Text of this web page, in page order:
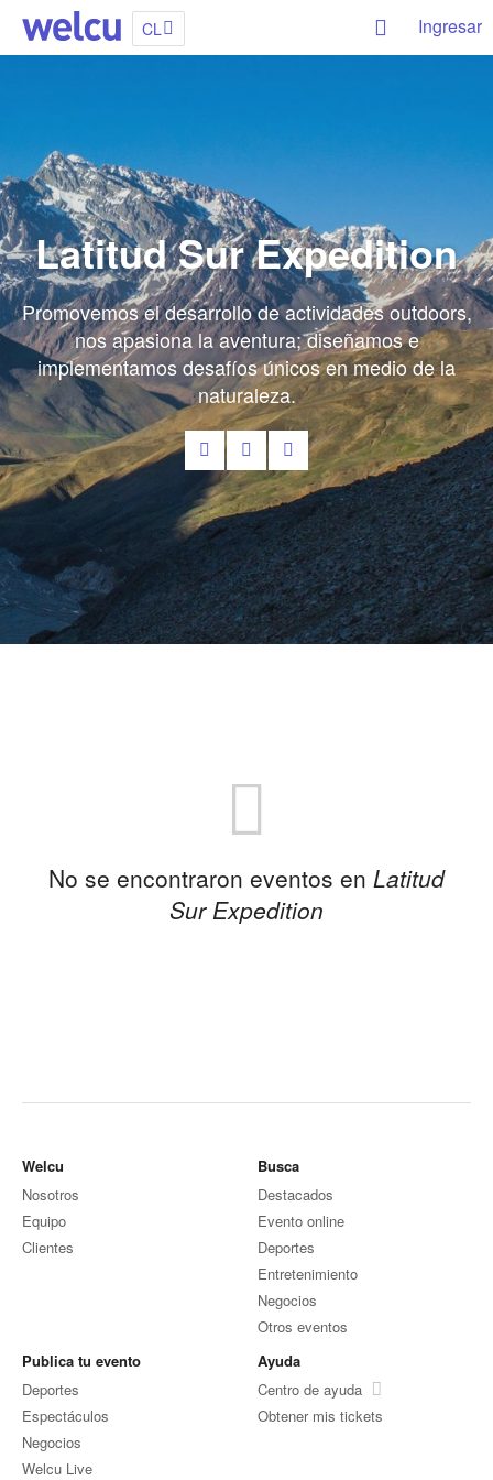
CL Ingresar
Latitud Sur Expedition
Promovemos el desarrollo de actividades outdoors,
nos apasiona la aventura; diseñamos e
implementamos desafíos únicos en medio de la
naturaleza.
No se encontraron eventos en Latitud
Sur Expedition
Welcu
Nosotros
Equipo
Clientes
Busca
Destacados
Evento online
Deportes
Entretenimiento
Negocios
Otros eventos
Publica tu evento
Deportes
Espectáculos
Negocios
Welcu Live
Ayuda
Centro de ayuda
Obtener mis tickets